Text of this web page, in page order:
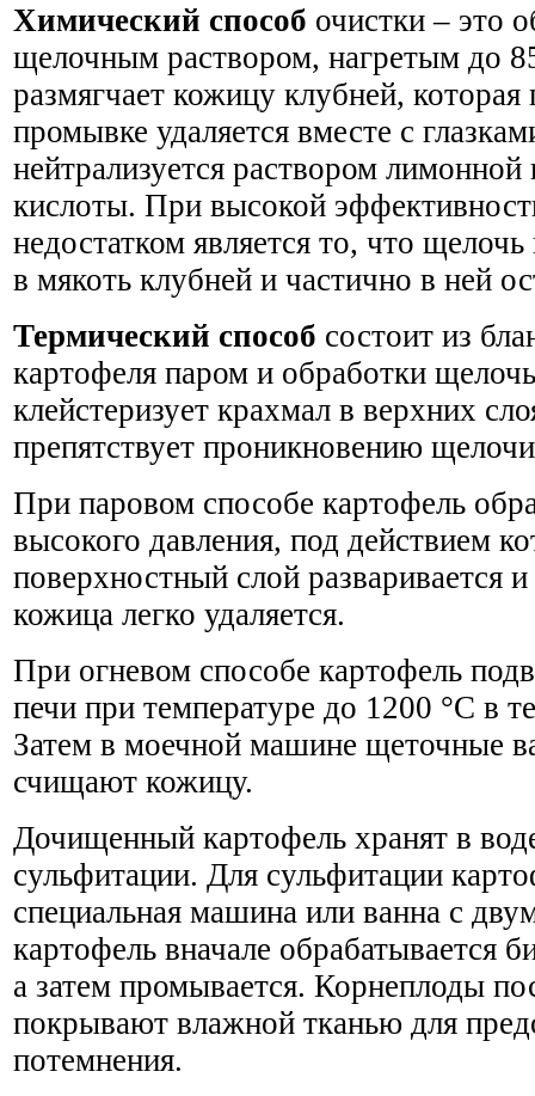
Химический способ очистки – это
щелочным раствором, нагретым до
размягчает кожицу клубней,
промывке удаляется вместе с
нейтрализуется раствором
кислоты. При высокой
недостатком является то, что
в мякоть клубней и частично в ней
Термический способ состоит из
картофеля паром и обработки
клейстеризует крахмал в верхних
препятствует проникновению
При паровом способе картофель
высокого давления, под действием
поверхностный слой разваривается
кожица легко удаляется.
При огневом способе картофель
печи при температуре до 1200 °С в
Затем в моечной машине щеточные
счищают кожицу.
Дочищенный картофель хранят в
сульфитации. Для сульфитации
специальная машина или ванна с
картофель вначале обрабатывается
а затем промывается. Корнеплоды
покрывают влажной тканью для
потемнения.